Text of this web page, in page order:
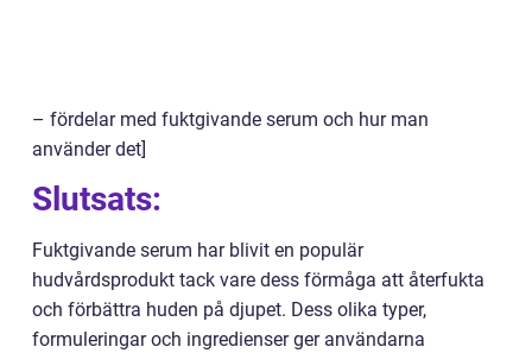
– fördelar med fuktgivande serum och hur man
använder det]
Slutsats:
Fuktgivande serum har blivit en populär
hudvårdsprodukt tack vare dess förmåga att återfukta
och förbättra huden på djupet. Dess olika typer,
formuleringar och ingredienser ger användarna